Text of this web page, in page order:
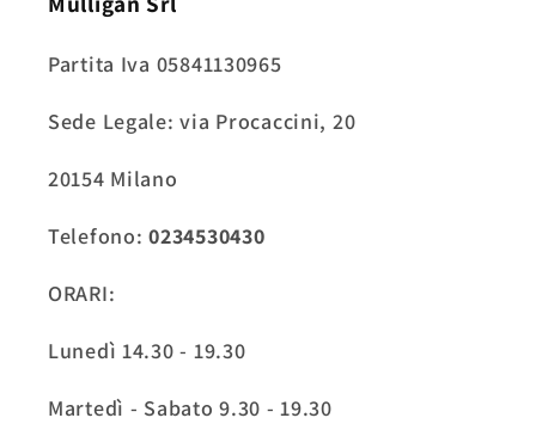
Partita Iva 05841130965
Sede Legale: via Procaccini, 20
20154 Milano
Telefono:0234530430
ORARI:
Lunedì 14.30 - 19.30
Martedì - Sabato 9.30 - 19.30